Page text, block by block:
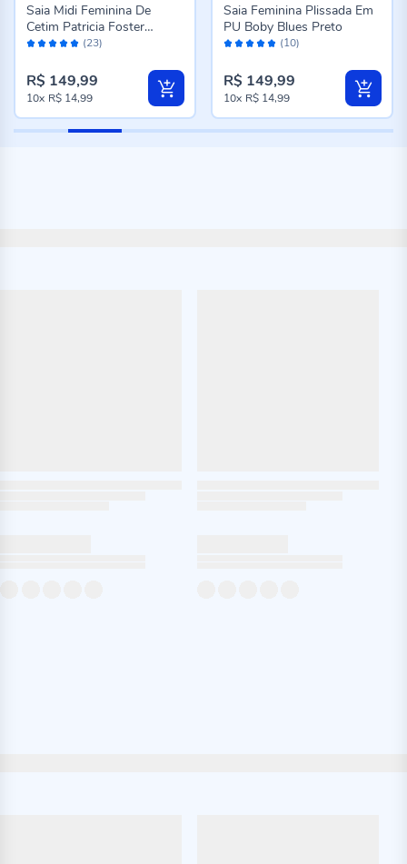
Avaliação: (23)
Saia Midi Feminina De
Cetim Patricia Foster
Marrom
R$ 149,99
10x R$ 14,99
Avaliação: (10)
Saia Feminina Plissada Em
PU Boby Blues Preto
R$ 149,99
10x R$ 14,99